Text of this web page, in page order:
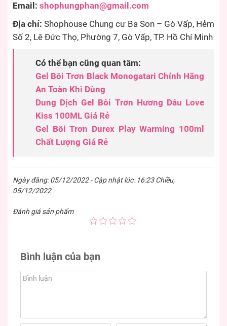
Email: shophungphan@gmail.com
Địa chỉ: Shophouse Chung cư Ba Son – Gò Vấp, Hẻm
Số 2, Lê Đức Thọ, Phường 7, Gò Vấp, TP. Hồ Chí Minh
Có thể bạn cũng quan tâm:
Gel Bôi Trơn Black Monogatari Chính Hãng
An Toàn Khi Dùng
Dung Dịch Gel Bôi Trơn Hương Dâu Love
Kiss 100ML Giá Rẻ
Gel Bôi Trơn Durex Play Warming 100ml
Chất Lượng Giá Rẻ
Ngày đăng: 05/12/2022 - Cập nhật lúc: 16:23 Chiều,
05/12/2022
Đánh giá sản phẩm
Bình luận của bạn